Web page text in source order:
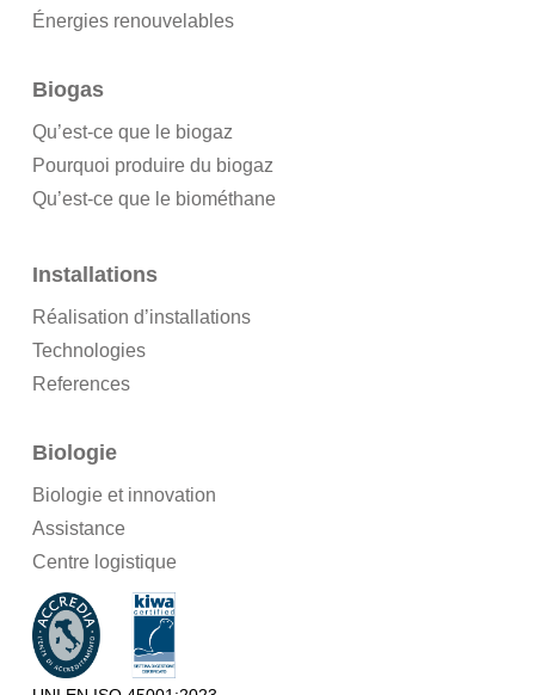
Énergies renouvelables
Biogas
Qu’est-ce que le biogaz
Pourquoi produire du biogaz
Qu’est-ce que le biométhane
Installations
Réalisation d’installations
Technologies
References
Biologie
Biologie et innovation
Assistance
Centre logistique